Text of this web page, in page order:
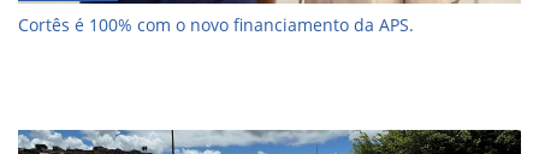
Cortês é 100% com o novo financiamento da APS.